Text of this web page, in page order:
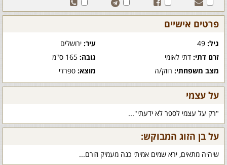
פרטים אישיים
גיל: עיר:ירושלים
זרם דתי: דתי לאומי גובה:165 ס"מ
מצב משפחתי: רווק/ה מוצא:ספרדי
על עצמי
"רק על עצמי לספר לא ידעתי"...
על בן הזוג המבוקש:
שיהיה מתאים, ירא שמים אמיתי כנה מעמיק וזורם...